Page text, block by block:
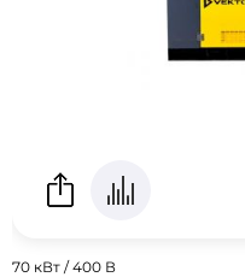
70 кВт / 400 В